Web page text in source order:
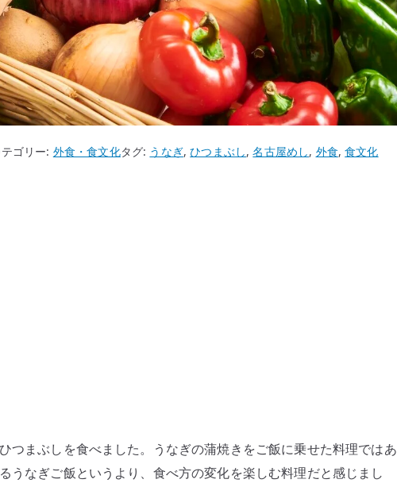
ゴリー: 外食・食文化タグ: うなぎ,ひつまぶし,名古屋めし, 外食,食文化
つまぶしを食べました。うなぎの蒲焼きをご飯に乗せた料理ではあ
うなぎご飯というより、食べ方の変化を楽しむ料理だと感じまし